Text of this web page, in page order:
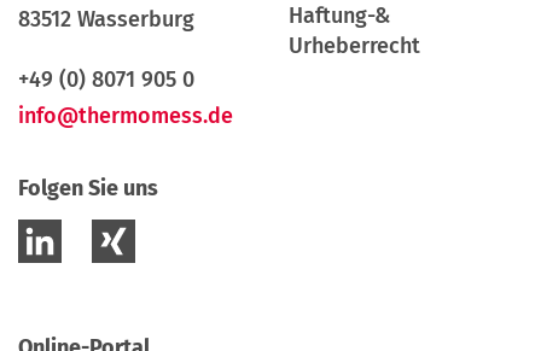
83512 Wasserburg
+49 (0) 8071 905 0
info@thermomess.de
Haftung-&
Urheberrecht
Folgen Sie uns